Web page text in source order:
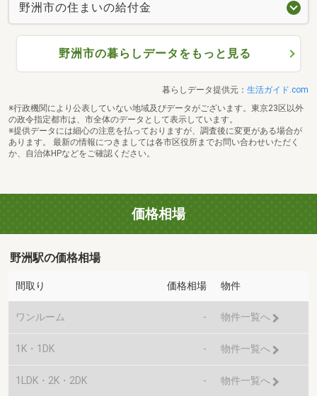
野洲市の住まいの給付金
野洲市の暮らしデータをもっと見る
暮らしデータ提供元： 生活ガイド.com
※行政機関により公表していない地域及びデータがございます。東京23区以外
の政令指定都市は、市全体のデータとして表示しています。
※提供データには細心の注意を払っておりますが、調査後に変更がある場合が
あります。 最新の情報につきましては各市区役所までお問い合わせいただく
か、自治体HPなどをご確認ください。
価格相場
野洲駅の価格相場
間取り 価格相場 物件
ワンルーム - 物件一覧へ
1K・1DK - 物件一覧へ
1LDK・2K・2DK - 物件一覧へ